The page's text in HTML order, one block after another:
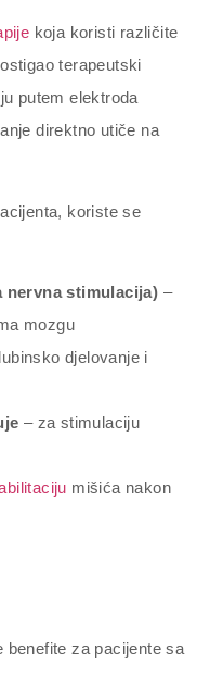
koja koristi različite
terapeutski
putem elektroda
direktno utiče na
koriste se
nervna stimulacija) –
mozgu
djelovanje i
– za stimulaciju
mišića nakon
benefite za pacijente sa